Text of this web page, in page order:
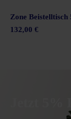
Zone Beistelltisch
132,00 €
Jetzt